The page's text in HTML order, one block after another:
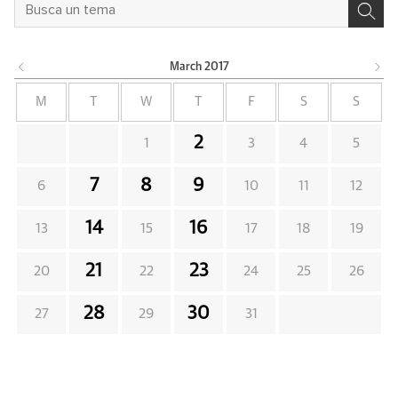
March 2017
M T W T F S S
1 2 3 4 5
6 7 8 9 10 11 12
13 14 15 16 17 18 19
20 21 22 23 24 25 26
27 28 29 30 31